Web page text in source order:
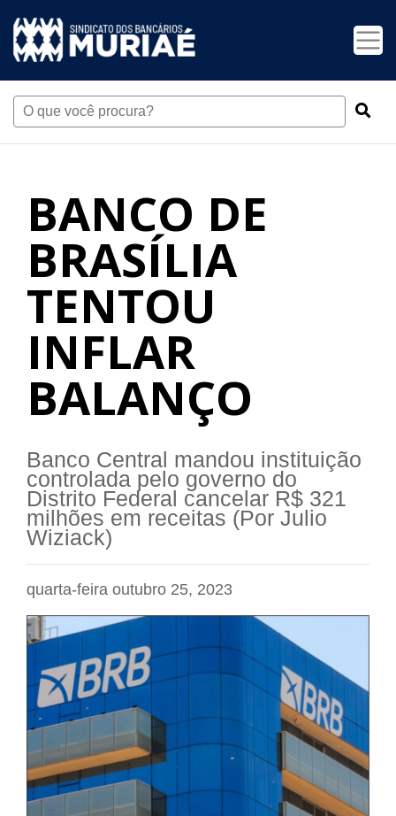
BANCO DE
BRASÍLIA
TENTOU
INFLAR
BALANÇO
Banco Central mandou instituição
controlada pelo governo do
Distrito Federal cancelar R$ 321
milhões em receitas (Por Julio
Wiziack)
quarta-feira outubro 25, 2023